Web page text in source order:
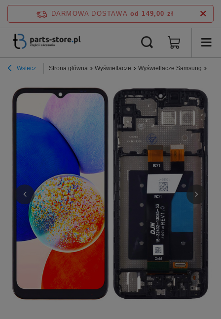
DARMOWA DOSTAWA od 149,00 zł
Wstecz Strona główna Wyświetlacze Wyświetlacze Samsung